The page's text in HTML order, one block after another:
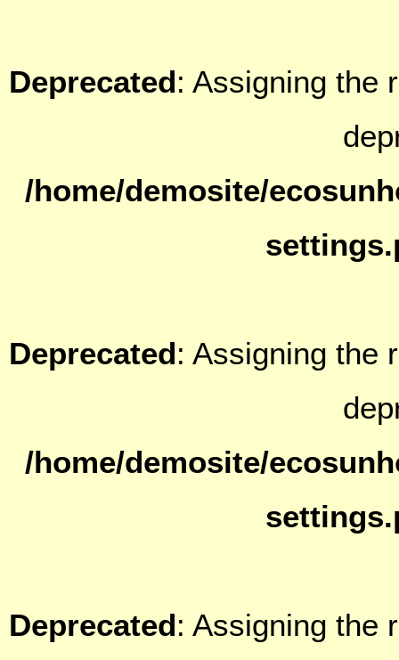
Deprecated: Assigning the
/home/demosite/
Deprecated: Assigning the
/home/demosite/
Deprecated: Assigning the